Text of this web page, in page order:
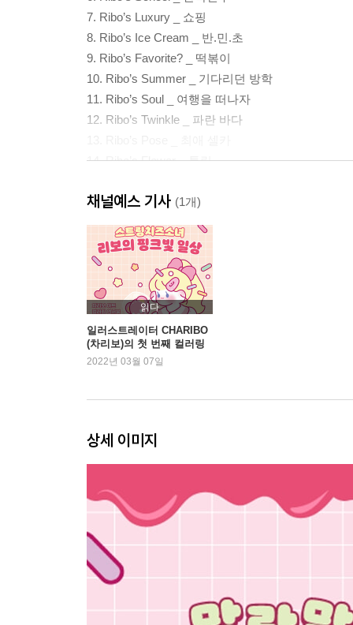
7. Ribo’s Luxury _ 쇼핑
8. Ribo’s Ice Cream _ 반.민.초
9. Ribo’s Favorite? _ 떡볶이
10. Ribo’s Summer _ 기다리던 방학
11. Ribo’s Soul _ 여행을 떠나자
12. Ribo’s Twinkle _ 파란 바다
14. Ribo’s Flower _ 튤립
16. Ribo’s Heart _ 오늘은 설렘
17. Ribo’s Bag _ 비밀
18. Ribo’s Camping _ 마시멜로우
19. Ribo’s Full Moon _ 소원을 말해봐
20. Ribo’s Picture _ 추억 소환
21. Ribo’s Room _ 초대
22. Ribo’s Dress Room _ 스타일
23. Ribo’s Pink _ 스위트 홈
24. Ribo’s Routine _ 피부 관리는 필수
28. Ribo’s Challenge _ 댄스
29. Ribo’s Beauty _ 꽃의 정원
30. Ribo’s Schedule _ 고양이 집사
31. Ribo’s Hobby _ 드로잉
32. Ribo’s Call _ 남자친구
33. Ribo’s Sticker _ 몽글몽글 다꾸
34. Ribo’s Look book _ 봄 소풍
36. Ribo’s Cake _ 레인보우
채널예스 기사 (1개)
읽다
일러스트레이터 CHARIBO
(차리보)의 첫 번째 컬러링
엽서북
2022년 03월 07일
상세 이미지